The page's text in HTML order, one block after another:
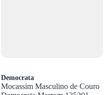
Democrata
Mocassim Masculino de Couro